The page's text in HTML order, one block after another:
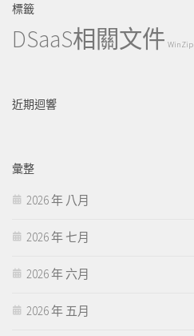
標籤
DSaaS相關文件 WinZip
近期迴響
彙整
2026 年 八月
2026 年 七月
2026 年 六月
2026 年 五月